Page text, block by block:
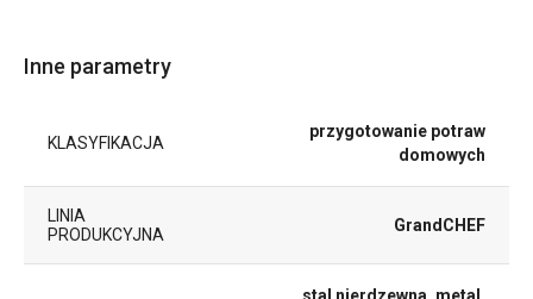
Inne parametry
KLASYFIKACJA
przygotowanie potraw
domowych
LINIA
PRODUKCYJNA
GrandCHEF